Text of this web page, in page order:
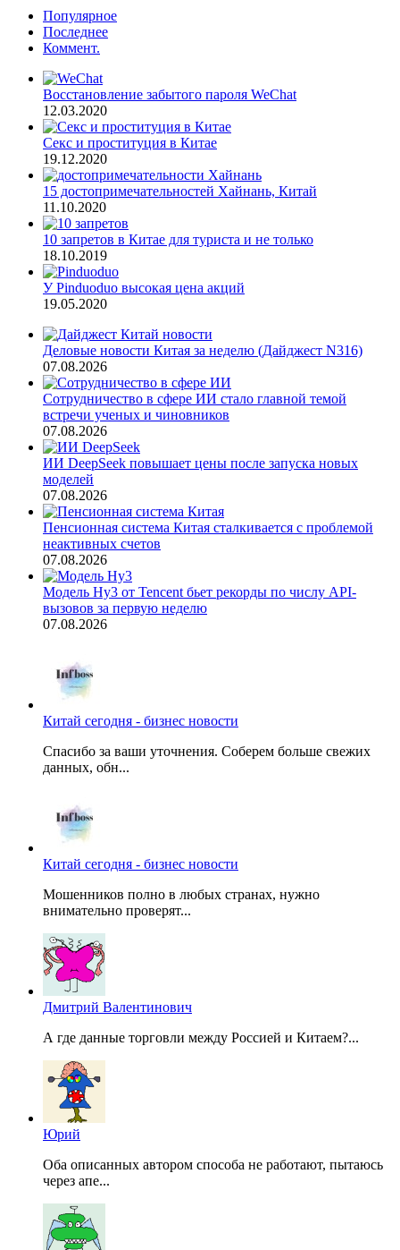
Популярное
Последнее
Коммент.
Восстановление забытого пароля WeChat
12.03.2020
Секс и проституция в Китае
19.12.2020
15 достопримечательностей Хайнань, Китай
11.10.2020
10 запретов в Китае для туриста и не только
18.10.2019
У Pinduoduo высокая цена акций
19.05.2020
Деловые новости Китая за неделю (Дайджест N316)
07.08.2026
Сотрудничество в сфере ИИ стало главной темой
встречи ученых и чиновников
07.08.2026
ИИ DeepSeek повышает цены после запуска новых
моделей
07.08.2026
Пенсионная система Китая сталкивается с проблемой
неактивных счетов
07.08.2026
Модель Hy3 от Tencent бьет рекорды по числу API-
вызовов за первую неделю
07.08.2026
Китай сегодня - бизнес новости
Спасибо за ваши уточнения. Соберем больше свежих
данных, обн...
Китай сегодня - бизнес новости
Мошенников полно в любых странах, нужно
внимательно проверят...
Дмитрий Валентинович
А где данные торговли между Россией и Китаем?...
Юрий
Оба описанных автором способа не работают, пытаюсь
через апе...